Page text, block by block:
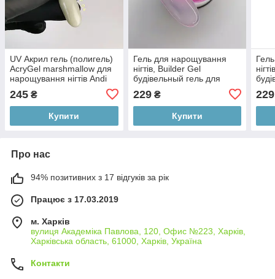
UV Акрил гель (полигель)
AcryGel marshmallow для
нарощування нігтів Andi
PROF №04 жовтий 15ml
245 ₴
Купити
Гель для нарощування
нігтів, Builder Gel
будівельный гель для
SIREN
229₴
Купити
229
Про нас
94% позитивних з 17 відгуків за рік
Працює з 17.03.2019
м. Харків
вулиця Академіка Павлова, 120, Офис №223, Харків,
Харківська область, 61000, Харків, Україна
Контакти